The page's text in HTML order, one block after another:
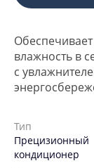
влажность в
с
Тип
Прецизионный
кондиционер